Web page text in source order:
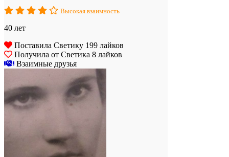
Высокая взаимность
40 лет
Поставила Светику 199 лайков
Получила от Светика 8 лайков
Взаимные друзья